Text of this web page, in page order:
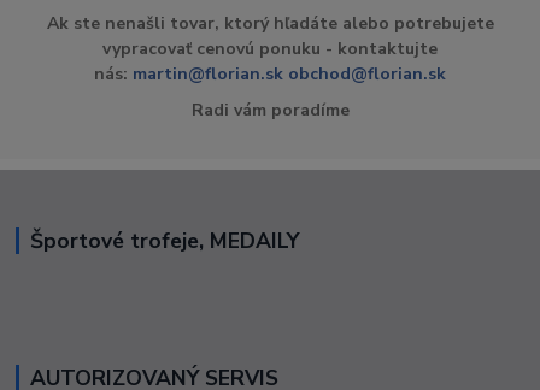
Ak ste nenašli tovar, ktorý hľadáte alebo potrebujete
vypracovať cenovú ponuku - kontaktujte
nás: martin@florian.sk obchod@florian.sk
Radi vám poradíme
Športové trofeje, MEDAILY
AUTORIZOVANÝ SERVIS